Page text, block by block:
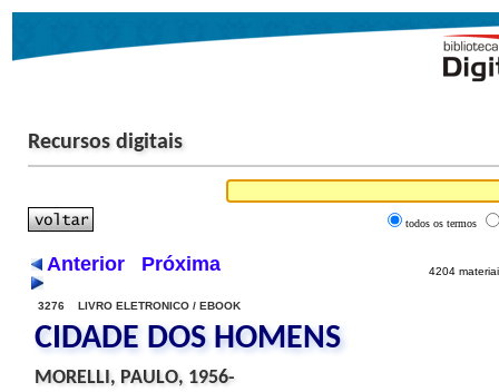
Recursos digitais
todos os termos
Anterior Próxima 4204
3276 LIVRO ELETRONICO / EBOOK
CIDADE DOS HOMENS
MORELLI, PAULO, 1956-